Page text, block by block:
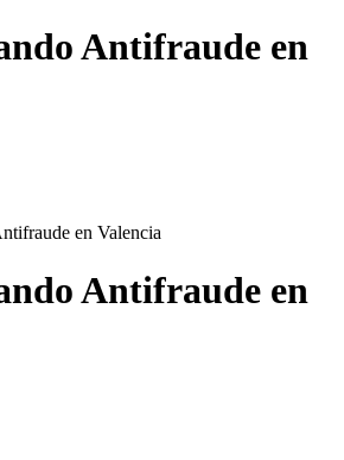
Antifraude en
en Valencia
Antifraude en